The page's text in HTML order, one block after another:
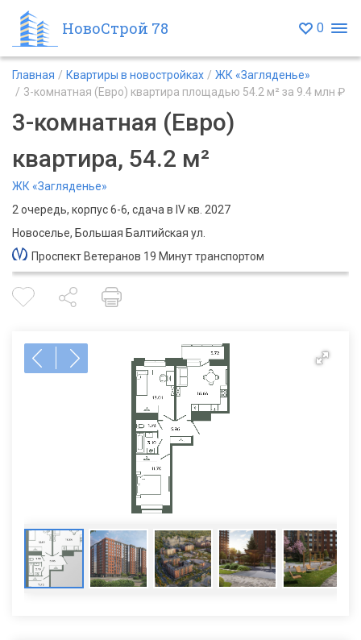
НовоСтрой 78 0
Главная Квартиры в новостройках
ЖК «Загляденье»
3-комнатная (Евро) квартира площадью 54.2 м² за 9.4 млн ₽
3-комнатная (Евро)
квартира, 54.2 м²
ЖК «Загляденье»
2 очередь, корпус 6-6, сдача в IV кв. 2027
Новоселье, Большая Балтийская ул.
Проспект Ветеранов 19 Минут транспортом